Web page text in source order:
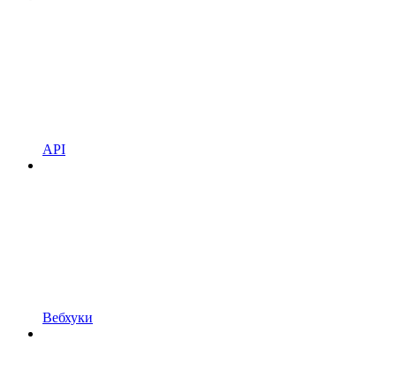
API
Вебхуки